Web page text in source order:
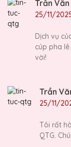
Trần
25/11/
Dịch vụ
cúp pha
vời!
Trần
25/11/
Tôi rất
QTG.